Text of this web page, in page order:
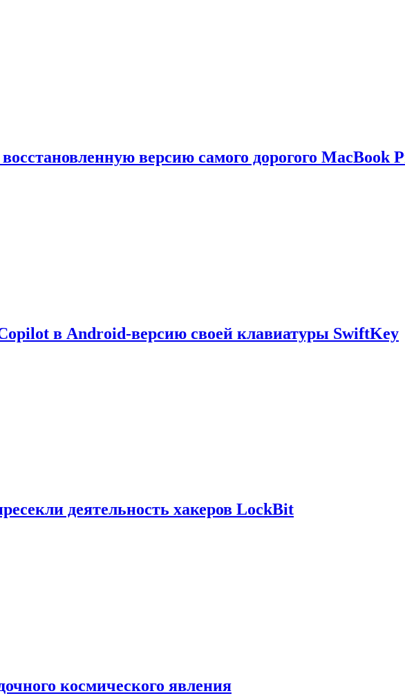
версию самого дорогого MacBook
в Android-версию своей клавиатуры SwiftKey
деятельность хакеров LockBit
космического явления